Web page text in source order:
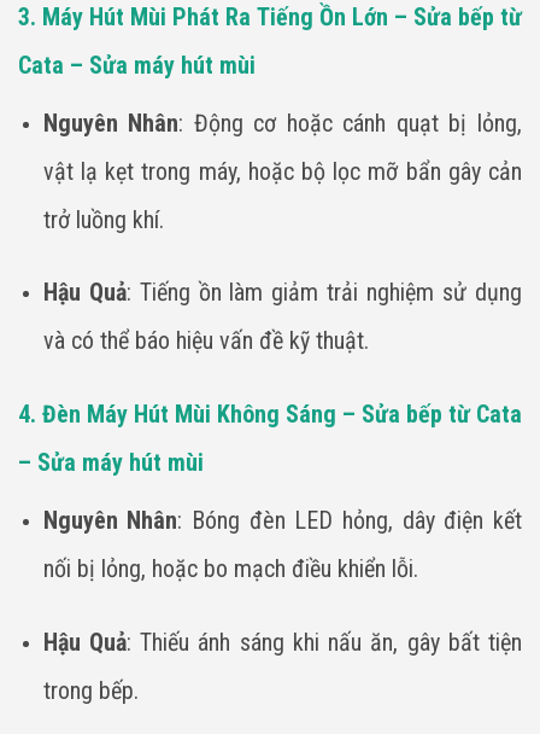
3. Máy Hút Mùi Phát Ra Tiếng Ồn Lớn – Sửa bếp từ
Cata – Sửa máy hút mùi
Nguyên Nhân: Động cơ hoặc cánh quạt bị lỏng,
vật lạ kẹt trong máy, hoặc bộ lọc mỡ bẩn gây cản
trở luồng khí.
Hậu Quả: Tiếng ồn làm giảm trải nghiệm sử dụng
và có thể báo hiệu vấn đề kỹ thuật.
4. Đèn Máy Hút Mùi Không Sáng – Sửa bếp từ Cata
– Sửa máy hút mùi
Nguyên Nhân: Bóng đèn LED hỏng, dây điện kết
nối bị lỏng, hoặc bo mạch điều khiển lỗi.
Hậu Quả: Thiếu ánh sáng khi nấu ăn, gây bất tiện
trong bếp.